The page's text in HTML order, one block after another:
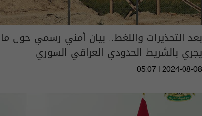
بعد التحذيرات واللغط.. بيان أمني رسمي حول ما
يجري بالشريط الحدودي العراقي السوري
05:07 | 2024-08-08